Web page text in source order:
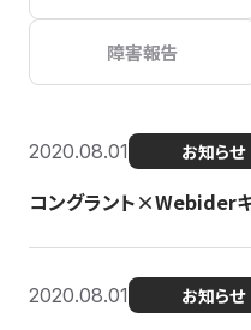
障害報告
2020.08.01 お知らせ
コングラント×Webider
2020.08.01 お知らせ